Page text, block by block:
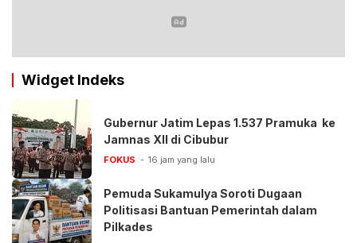
Widget Indeks
Gubernur Jatim Lepas 1.537 Pramuka ke
Jamnas XII di Cibubur
FOKUS 16 jam yang lalu
Pemuda Sukamulya Soroti Dugaan
Politisasi Bantuan Pemerintah dalam
Pilkades